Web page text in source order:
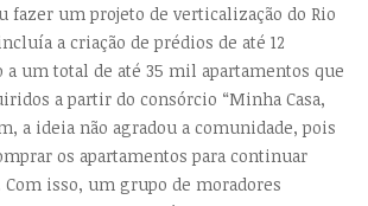
fazer um projeto de verticalização do Rio
a criação de prédios de até 12
a um total de até 35 mil apartamentos que
a partir do consórcio “Minha Casa,
a ideia não agradou a comunidade, pois
os apartamentos para continuar
isso, um grupo de moradores